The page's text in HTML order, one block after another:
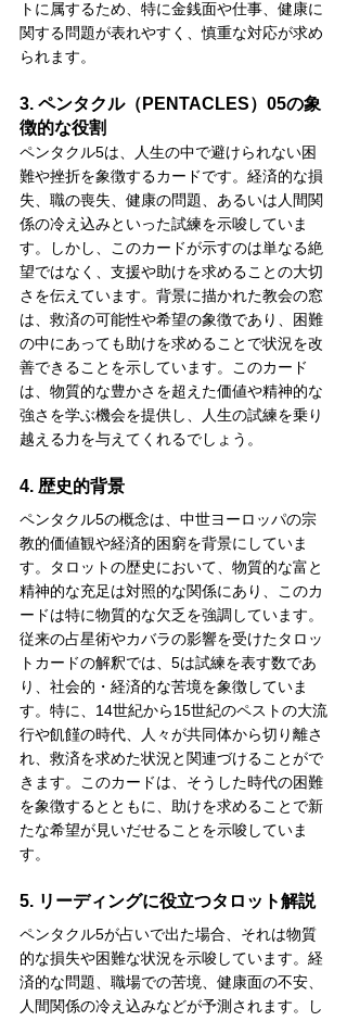
トに属するため、特に金銭面や仕事、健康に
関する問題が表れやすく、慎重な対応が求め
られます。
3. ペンタクル（PENTACLES）05の象
徴的な役割
ペンタクル5は、人生の中で避けられない困
難や挫折を象徴するカードです。経済的な損
失、職の喪失、健康の問題、あるいは人間関
係の冷え込みといった試練を示唆していま
す。しかし、このカードが示すのは単なる絶
望ではなく、支援や助けを求めることの大切
さを伝えています。背景に描かれた教会の窓
は、救済の可能性や希望の象徴であり、困難
の中にあっても助けを求めることで状況を改
善できることを示しています。このカード
は、物質的な豊かさを超えた価値や精神的な
強さを学ぶ機会を提供し、人生の試練を乗り
越える力を与えてくれるでしょう。
4. 歴史的背景
ペンタクル5の概念は、中世ヨーロッパの宗
教的価値観や経済的困窮を背景にしていま
す。タロットの歴史において、物質的な富と
精神的な充足は対照的な関係にあり、このカ
ードは特に物質的な欠乏を強調しています。
従来の占星術やカバラの影響を受けたタロッ
トカードの解釈では、5は試練を表す数であ
り、社会的・経済的な苦境を象徴していま
す。特に、14世紀から15世紀のペストの大流
行や飢饉の時代、人々が共同体から切り離さ
れ、救済を求めた状況と関連づけることがで
きます。このカードは、そうした時代の困難
を象徴するとともに、助けを求めることで新
たな希望が見いだせることを示唆していま
す。
5. リーディングに役立つタロット解説
ペンタクル5が占いで出た場合、それは物質
的な損失や困難な状況を示唆しています。経
済的な問題、職場での苦境、健康面の不安、
人間関係の冷え込みなどが予測されます。し